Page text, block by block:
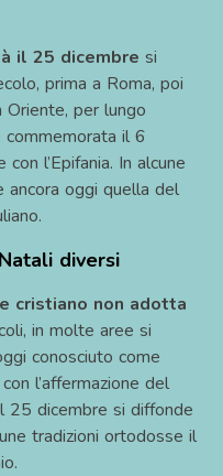
il 25 dicembre si
prima a Roma, poi
per lungo
il 6
l’Epifania. In alcune
ancora oggi quella del
diversi
cristiano non adotta
in molte aree si
conosciuto come
l’affermazione del
dicembre si diffonde
tradizioni ortodosse il